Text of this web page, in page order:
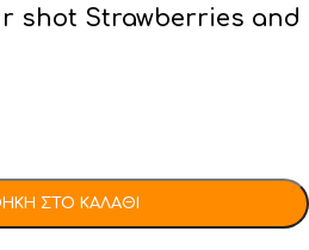
shot Strawberries and
ΣΤΟ ΚΑΛΆΘΙ